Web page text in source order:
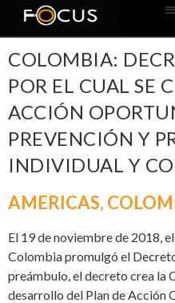
COLOMBIA:
POR EL CUAL SE
ACCIÓN
PREVENCIÓN Y
INDIVIDUAL Y
AMERICAS,
El 19 de noviembre de 2018,
Colombia promulgó el
preámbulo, el decreto crea la
desarrollo del Plan de Acción